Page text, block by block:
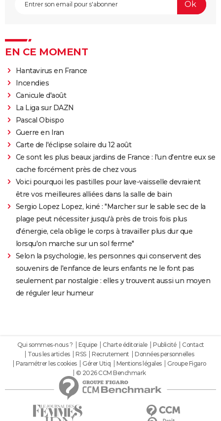
EN CE MOMENT
Hantavirus en France
Incendies
Canicule d'août
La Liga sur DAZN
Pascal Obispo
Guerre en Iran
Carte de l'éclipse solaire du 12 août
Ce sont les plus beaux jardins de France : l'un d'entre eux se
cache forcément près de chez vous
Voici pourquoi les pastilles pour lave-vaisselle devraient
être vos meilleures alliées dans la salle de bain
Sergio Lopez Lopez, kiné : "Marcher sur le sable sec de la
plage peut nécessiter jusqu'à près de trois fois plus
d'énergie, cela oblige le corps à travailler plus dur que
lorsqu'on marche sur un sol ferme"
Selon la psychologie, les personnes qui conservent des
souvenirs de l'enfance de leurs enfants ne le font pas
seulement par nostalgie : elles y trouvent aussi un moyen
de réguler leur humeur
Qui sommes-nous ? Equipe Charte éditoriale Publicité
Contact
Tous les articles
RSS Recrutement
Données personnelles
Paramétrer les cookies
Gérer Utiq Mentions légales
Groupe Figaro
© 2026 CCM Benchmark